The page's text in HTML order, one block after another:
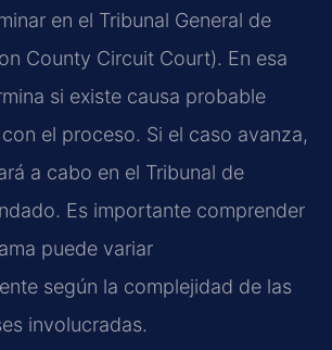
en el Tribunal General de
County Circuit Court). En esa
si existe causa probable
el proceso. Si el caso avanza,
a cabo en el Tribunal de
Es importante comprender
puede variar
según la complejidad de las
involucradas.